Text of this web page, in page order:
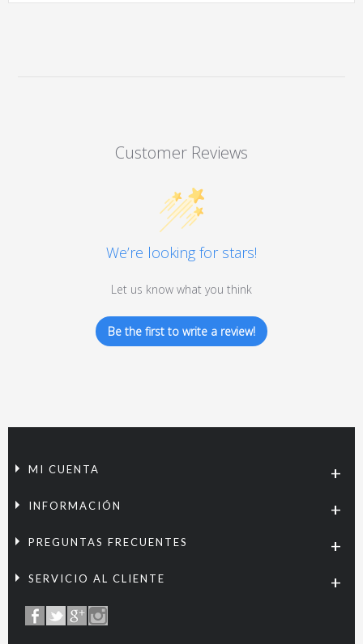
Customer Reviews
We’re looking for stars!
Let us know what you think
Be the first to write a review!
MI CUENTA
INFORMACIÓN
PREGUNTAS FRECUENTES
SERVICIO AL CLIENTE